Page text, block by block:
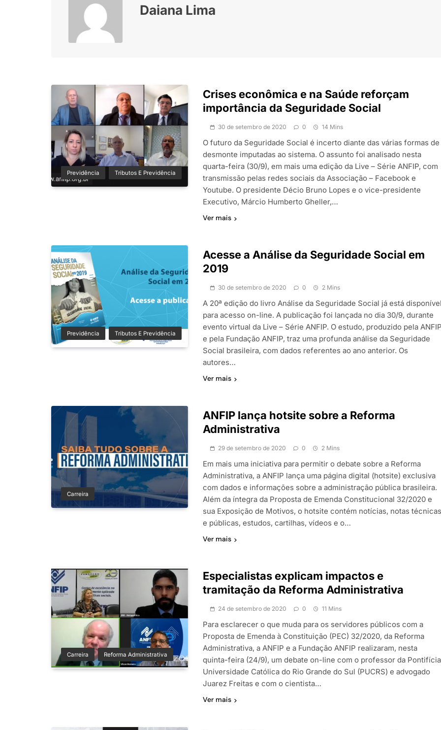
Daiana Lima
Previdência Tributos E Previdência
Crises econômica e na Saúde reforçam
importância da Seguridade Social
30 de setembro de 2020 0 14 Mins
O futuro da Seguridade Social é incerto diante das várias formas de
desmonte imputadas ao sistema. O assunto foi analisado nesta
quarta-feira (30/9), em mais uma edição da Live – Série ANFIP, com
transmissão pelas redes sociais da Associação – Facebook e
Youtube. O presidente Décio Bruno Lopes e o vice-presidente
Executivo, Márcio Humberto Gheller,…
Ver mais
Previdência Tributos E Previdência
Acesse a Análise da Seguridade Social em
2019
30 de setembro de 2020 0 2 Mins
A 20ª edição do livro Análise da Seguridade Social já está
para acesso on-line. A publicação foi lançada no dia 30/9, durante
evento virtual da Live – Série ANFIP. O estudo, produzido pela
e pela Fundação ANFIP, traz uma profunda análise da Seguridade
Social brasileira, com dados referentes ao ano anterior. Os
autores…
Ver mais
Carreira
ANFIP lança hotsite sobre a Reforma
Administrativa
29 de setembro de 2020 0 2 Mins
Em mais uma iniciativa para permitir o debate sobre a Reforma
Administrativa, a ANFIP lança uma página digital (hotsite) exclusiva
com dados e informações sobre a administração pública brasileira.
Além da íntegra da Proposta de Emenda Constitucional 32/2020 e
sua Exposição de Motivos, o hotsite contém notícias, notas
e públicas, estudos, cartilhas, vídeos e o…
Ver mais
Carreira Reforma Administrativa
Especialistas explicam impactos e
tramitação da Reforma Administrativa
24 de setembro de 2020 0 11 Mins
Para esclarecer o que muda para os servidores públicos com a
Proposta de Emenda à Constituição (PEC) 32/2020, da Reforma
Administrativa, a ANFIP e a Fundação ANFIP realizaram, nesta
quinta-feira (24/9), um debate on-line com o professor da Pontifícia
Universidade Católica do Rio Grande do Sul (PUCRS) e advogado
Juarez Freitas e com o cientista…
Ver mais